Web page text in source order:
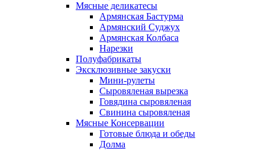
Мясные деликатесы
Армянская Бастурма
Армянский Суджух
Армянская Колбаса
Нарезки
Полуфабрикаты
Эксклюзивные закуски
Мини-рулеты
Сыровяленая вырезка
Говядина сыровяленая
Свинина сыровяленая
Мясные Консервации
Готовые блюда и обеды
Долма